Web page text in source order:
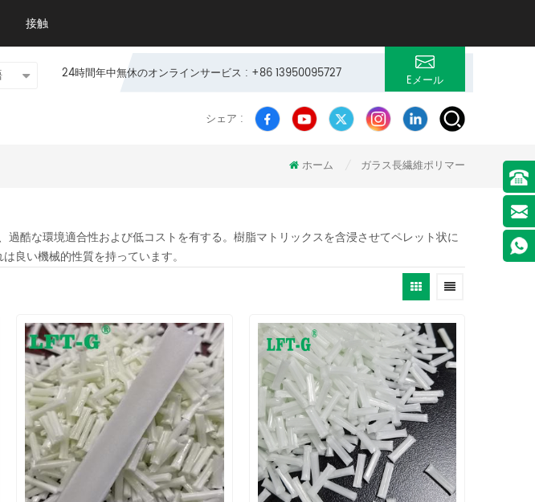
接触
24時間年中無休のオンラインサービス : +86 13950095727 Eメール
シェア :
ホーム ガラス長繊維ポリマー
過酷な環境適合性および低コストを有する。樹脂マトリックスを含浸させてペレット状に
は良い機械的性質を持っています。